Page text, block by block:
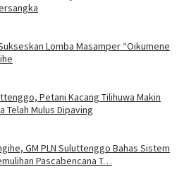
Lomba Masamper “Oikumene
Petani Kacang Tilihuwa Makin
Telah Mulus Dipaving
GM PLN Suluttenggo Bahas Sistem
Pascabencana T…